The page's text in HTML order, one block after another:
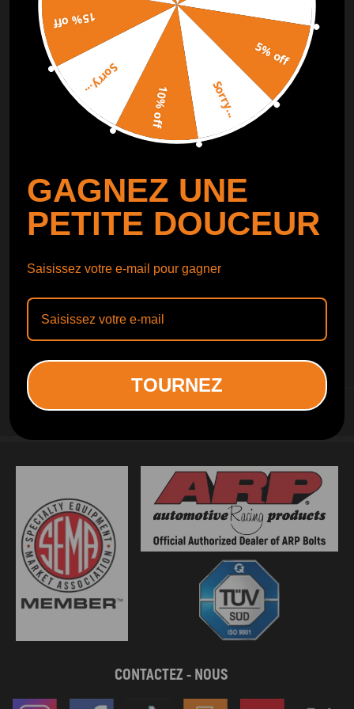
SUIVI DE COMMANDE
Catalogue gratuit
Obtenir le
Catalogue
SERVICES D INFORMATION
SERVICES AUX CLIENTS
CONTACTEZ - NOUS
5% off
Sorry...
10% off
Sorry...
15% off
GAGNEZ UNE
PETITE DOUCEUR
Saisissez votre e-mail pour gagner
TOURNEZ